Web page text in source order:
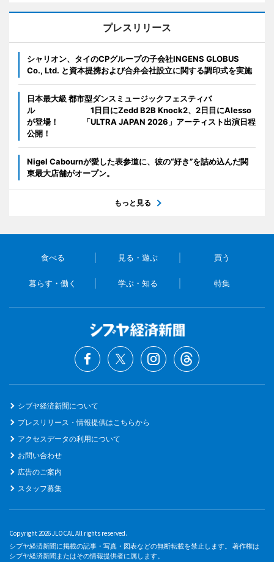
プレスリリース
シャリオン、タイのCPグループの子会社INGENS GLOBUS
Co., Ltd. と資本提携および合弁会社設立に関する調印式を実施
日本最大級 都市型ダンスミュージックフェスティバ
ル 1日目にZedd B2B Knock2、2日目にAlesso
が登場！ 「ULTRA JAPAN 2026」アーティスト出演日程
公開！
Nigel Cabournが愛した表参道に、彼の“好き”を詰め込んだ関
東最大店舗がオープン。
もっと見る
食べる 見る・遊ぶ 買う
暮らす・働く 学ぶ・知る 特集
シブヤ経済新聞について
プレスリリース・情報提供はこちらから
アクセスデータの利用について
お問い合わせ
広告のご案内
スタッフ募集
Copyright 2026 JLOCAL All rights reserved.
シブヤ経済新聞に掲載の記事・写真・図表などの無断転載を禁止します。 著作権は
シブヤ経済新聞またはその情報提供者に属します。